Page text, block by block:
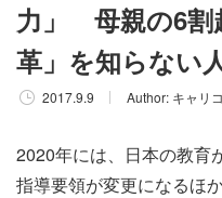
力」 母親の6
革」を知らない
2017.9.9 Author: キャリ
2020年には、日本の教育
指導要領が変更になるほ